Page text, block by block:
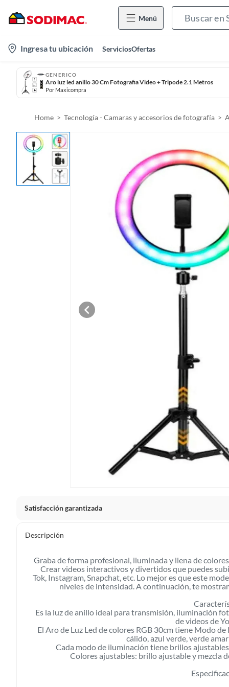
Menú
Ingresa tu ubicación ServiciosOfertas
GENERICO
Aro luz led anillo 30 Cm Fotografia Video + Tripode 2.1 Metros
Por Maxicompra
Home Tecnología - Camaras y accesorios de fotografía
Satisfacción garantizada
primeros 30 días desde que lo recibes.
sellos originales.
Esto aplica para la mayoría de nuestros productos, sin
diferentes, otras que son más restrictivas y algunas
devolver ni cambiar. Conoce cuáles son:
No tienen devolución o cambio si cambias de opinión
Alimentos y bebidas.
Descripción
Graba de forma profesional, iluminada y llena de
Crear videos interactivos y divertidos que puedes
Tok, Instagram, Snapchat, etc. Lo mejor es que este
niveles de intensidad. A continuación, te
Es la luz de anillo ideal para transmisión, iluminación
de videos de
El Aro de Luz Led de colores RGB 30cm tiene Modo
cálido, azul verde, verde
Cada modo de iluminación tiene brillos
Colores ajustables: brillo ajustable y mezcla